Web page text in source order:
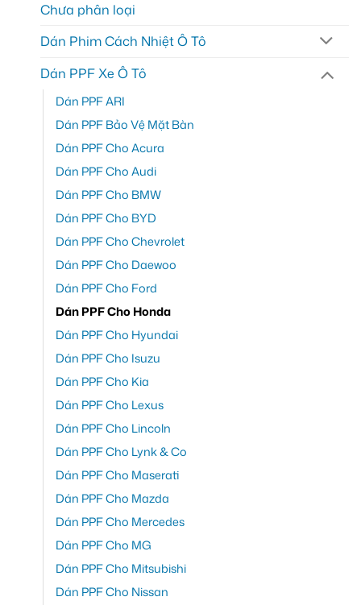
Chưa phân loại
Dán Phim Cách Nhiệt Ô Tô
Dán PPF Xe Ô Tô
Dán PPF ARI
Dán PPF Bảo Vệ Mặt Bàn
Dán PPF Cho Acura
Dán PPF Cho Audi
Dán PPF Cho BMW
Dán PPF Cho BYD
Dán PPF Cho Chevrolet
Dán PPF Cho Daewoo
Dán PPF Cho Ford
Dán PPF Cho Honda
Dán PPF Cho Hyundai
Dán PPF Cho Isuzu
Dán PPF Cho Kia
Dán PPF Cho Lexus
Dán PPF Cho Lincoln
Dán PPF Cho Lynk & Co
Dán PPF Cho Maserati
Dán PPF Cho Mazda
Dán PPF Cho Mercedes
Dán PPF Cho MG
Dán PPF Cho Mitsubishi
Dán PPF Cho Nissan